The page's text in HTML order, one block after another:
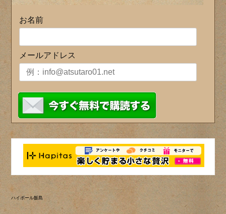
お名前
メールアドレス
ハイボール飯島